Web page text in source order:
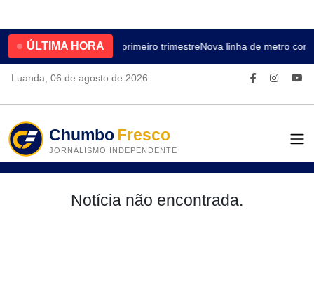
ÚLTIMA HORA4.2% no primeiro trimestreNova linha de metro
Luanda, 06 de agosto de 2026
ChumboFresco
JORNALISMO INDEPENDENTE
Notícia não encontrada.